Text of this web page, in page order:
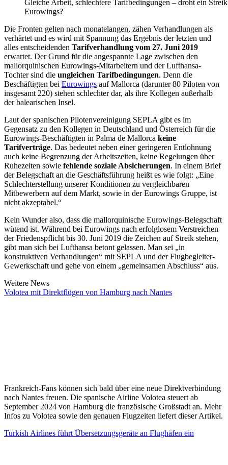
Gleiche Arbeit, schlechtere Tarifbedingungen – droht ein
Eurowings?
Die Fronten gelten nach monatelangen, zähen Verhandlungen als
verhärtet und es wird mit Spannung das Ergebnis der letzten und
alles entscheidenden Tarifverhandlung vom 27. Juni 2019
erwartet. Der Grund für die angespannte Lage zwischen den
mallorquinischen Eurowings-Mitarbeitern und der Lufthansa-
Tochter sind die ungleichen Tarifbedingungen. Denn die
Beschäftigten bei Eurowings auf Mallorca (darunter 80 Piloten von
insgesamt 220) stehen schlechter dar, als ihre Kollegen außerhalb
der balearischen Insel.
Laut der spanischen Pilotenvereinigung SEPLA gibt es im
Gegensatz zu den Kollegen in Deutschland und Österreich für die
Eurowings-Beschäftigten in Palma de Mallorca keine
Tarifverträge. Das bedeutet neben einer geringeren Entlohnung
auch keine Begrenzung der Arbeitszeiten, keine Regelungen über
Ruhezeiten sowie fehlende soziale Absicherungen. In einem Brief
der Belegschaft an die Geschäftsführung heißt es wie folgt: „Eine
Schlechterstellung unserer Konditionen zu vergleichbaren
Mitbewerbern auf dem Markt, sowie in der Eurowings Gruppe, ist
nicht akzeptabel.“
Kein Wunder also, dass die mallorquinische Eurowings-Belegschaft
wütend ist. Während bei Eurowings nach erfolglosem Verstreichen
der Friedenspflicht bis 30. Juni 2019 die Zeichen auf Streik stehen,
gibt man sich bei Lufthansa betont gelassen. Man sei „in
konstruktiven Verhandlungen“ mit SEPLA und der Flugbegleiter-
Gewerkschaft und gehe von einem „gemeinsamen Abschluss“ aus.
Weitere News
Volotea mit Direktflügen von Hamburg nach Nantes
Frankreich-Fans können sich bald über eine neue Direktverbindung
nach Nantes freuen. Die spanische Airline Volotea steuert ab
September 2024 von Hamburg die französische Großstadt an. Mehr
Infos zu Volotea sowie den genauen Flugzeiten liefert dieser Artikel.
Turkish Airlines führt Übersetzungsgeräte an Flughäfen ein